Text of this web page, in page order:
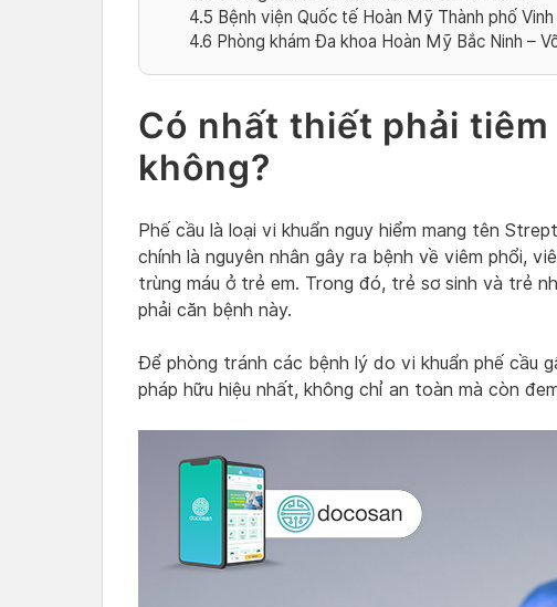
4.5 Bệnh viện Quốc tế Hoàn Mỹ Thành phố
4.6 Phòng khám Đa khoa Hoàn Mỹ Bắc Ninh –
Có nhất thiết phải
không?
Phế cầu là loại vi khuẩn nguy hiểm mang tên
chính là nguyên nhân gây ra bệnh về viêm phổi,
trùng máu ở trẻ em. Trong đó, trẻ sơ sinh và trẻ
phải căn bệnh này.
Để phòng tránh các bệnh lý do vi khuẩn phế cầu
pháp hữu hiệu nhất, không chỉ an toàn mà còn